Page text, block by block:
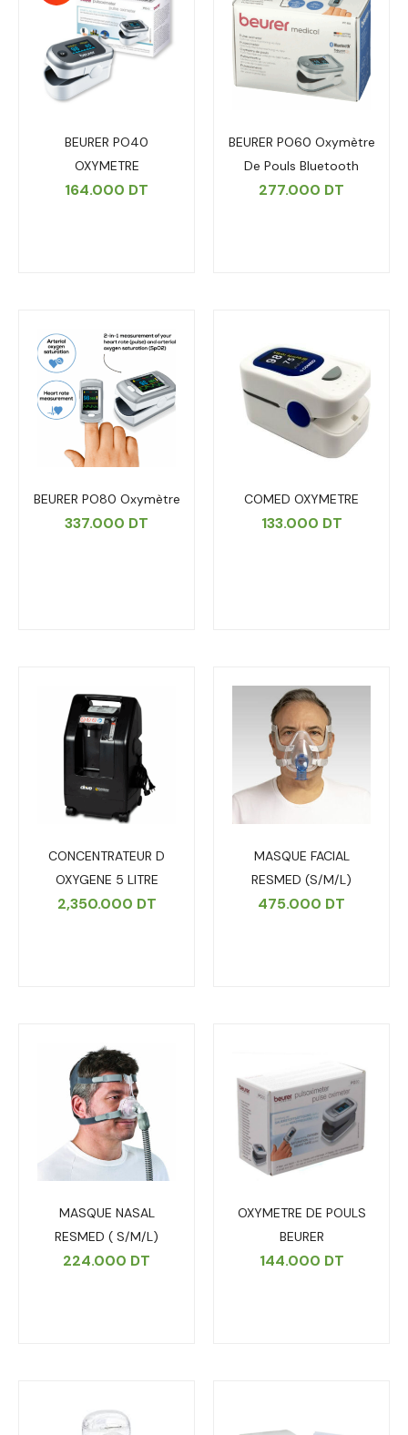
BEURER PO40
OXYMETRE
164.000 DT
BEURER PO60 Oxymètre
De Pouls Bluetooth
277.000 DT
BEURER PO80 Oxymètre
337.000 DT
COMED OXYMETRE
133.000 DT
CONCENTRATEUR D
OXYGENE 5 LITRE
2,350.000 DT
MASQUE FACIAL
RESMED (S/M/L)
475.000 DT
MASQUE NASAL
RESMED ( S/M/L)
224.000 DT
OXYMETRE DE POULS
BEURER
144.000 DT